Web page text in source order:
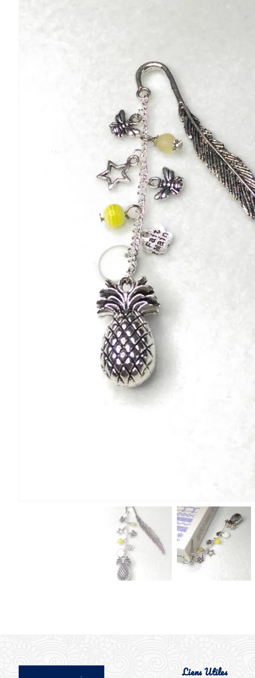
Liens Utiles